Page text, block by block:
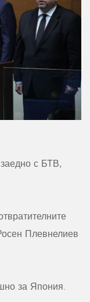
с БТВ,
Плевнелиев
за Япония.